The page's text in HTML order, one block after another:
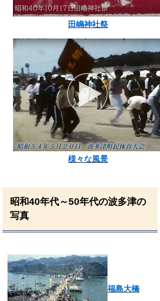
田嶋神社祭
様々な風景
昭和40年代～50年代の波多津の
写真
福島大橋